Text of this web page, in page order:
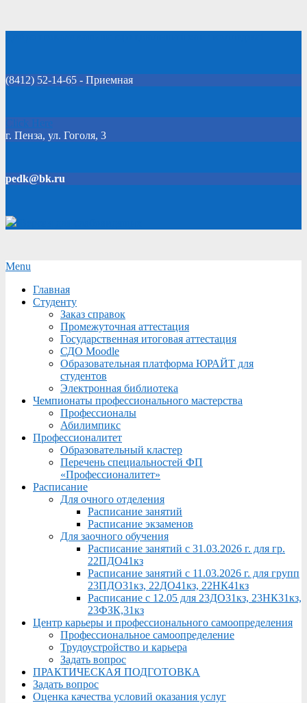
(8412) 52-14-65 - Приемная
Click Here
г. Пенза, ул. Гоголя, 3
pedk@bk.ru
Secondary
Menu
Menu
Главная
Студенту
Заказ справок
Промежуточная аттестация
Государственная итоговая аттестация
СДО Moodle
Образовательная платформа ЮРАЙТ для
студентов
Электронная библиотека
Чемпионаты профессионального мастерства
Профессионалы
Абилимпикс
Профессионалитет
Образовательный кластер
Перечень специальностей ФП
«Профессионалитет»
Расписание
Для очного отделения
Расписание занятий
Расписание экзаменов
Для заочного обучения
Расписание занятий с 31.03.2026 г. для гр.
22ПДО41кз
Расписание занятий с 11.03.2026 г. для групп
23ПДО31кз, 22ДО41кз, 22НК41кз
Расписание с 12.05 для 23ДО31кз, 23НК31кз,
23ФЗК,31кз
Центр карьеры и профессионального самоопределения
Профессиональное самоопределение
Трудоустройство и карьера
Задать вопрос
ПРАКТИЧЕСКАЯ ПОДГОТОВКА
Задать вопрос
Оценка качества условий оказания услуг